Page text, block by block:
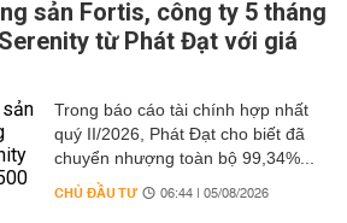
sản Fortis, công ty 5 tháng
từ Phát Đạt với giá
Trong báo cáo tài chính hợp nhất
quý II/2026, Phát Đạt cho biết đã
chuyển nhượng toàn bộ 99,34%...
CHỦ ĐẦU TƯ 06:44 | 05/08/2026